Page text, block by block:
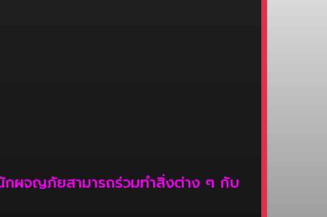
ผจญภัยสามารถร่วมทำสิ่งต่าง ๆ กับ